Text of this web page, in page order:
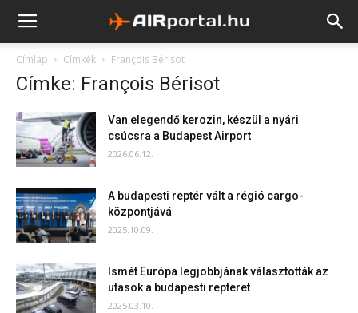
Címlap Címkék François Bérisot
Címke: François Bérisot
Van elegendő kerozin, készül a nyári
csúcsra a Budapest Airport
2026.06.12.
A budapesti reptér vált a régió cargo-
központjává
2025.10.09.
Ismét Európa legjobbjának választották az
utasok a budapesti repteret
2025.03.10.